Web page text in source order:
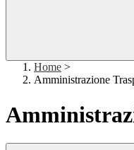
Home >
Amministrazione